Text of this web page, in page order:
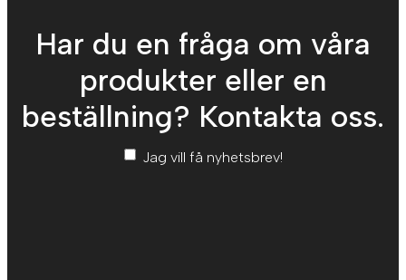
Har du en fråga om våra
produkter eller en
beställning? Kontakta oss.
Nyhetsbrev*
Jag vill få nyhetsbrev!